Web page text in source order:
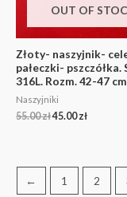
OUT OF
Złoty- naszyjnik-
pałeczki- pszczółka.
316L. Rozm. 42-47
Naszyjniki
55.00zł45.00zł
← 1 2